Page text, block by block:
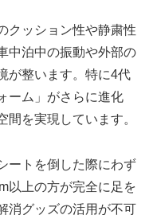
クッション性や静粛性
中泊中の振動や外部の
が整います。特に4代
ーム」がさらに進化
間を実現しています。
ートを倒した際にわず
以上の方が完全に足を
消グッズの活用が不可